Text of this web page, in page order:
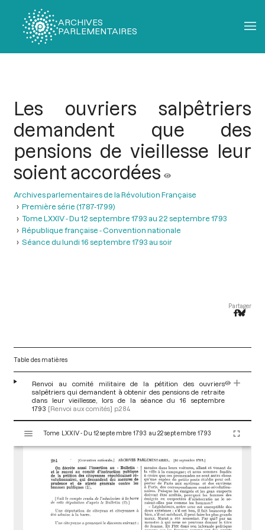
ARCHIVES
PARLEMENTAIRES
Les ouvriers salpêtriers
demandent que des
pensions de vieillesse leur
soient accordées
Archives parlementaires de la Révolution Française
Première série (1787-1799)
Tome LXXIV - Du 12 septembre 1793 au 22 septembre 1793
République française - Convention nationale
Séance du lundi 16 septembre 1793 au soir
Partager
Table des matières
Renvoi au comité militaire de la pétition des ouvriers
salpêtriers qui demandent à obtenir des pensions de retraite
dans leur vieillesse, lors de la séance du 16 septembre
1793 [Renvoi aux comités] p.284
s
Tome LXXIV - Du 12 septembre 1793 au 22 septembre 1793